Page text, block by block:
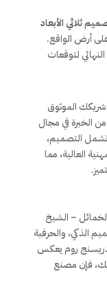
ثلاثي الأبعاد
أرض الواقع.
لتوقعات
الموثوق
الخبرة في مجال
التصميم،
العالية، مما
– الشيخ
الذكي، والحرفية
روم يعكس
فإن مصنع